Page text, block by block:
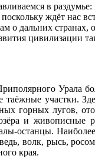
в
ждёт нас
о дальних
Урала
таёжные участки.
горных лугов,
и
останцы.
волк, рысь,
края.